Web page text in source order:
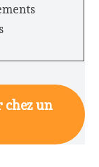
chez un